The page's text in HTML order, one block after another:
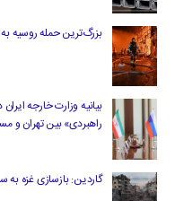
بزرگ‌ترین حمله روسیه
بیانیه وزارت خارجه
راهبردی» بین تهران و
گاردین: بازسازی غزه